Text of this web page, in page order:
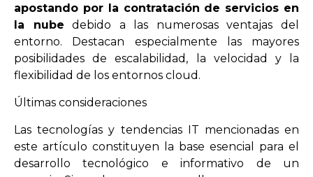
apostando por la contratación de servicios en
la nube debido a las numerosas ventajas del
entorno. Destacan especialmente las mayores
posibilidades de escalabilidad, la velocidad y la
flexibilidad de los entornos cloud.
Últimas consideraciones
Las tecnologías y tendencias IT mencionadas en
este artículo constituyen la base esencial para el
desarrollo tecnológico e informativo de un